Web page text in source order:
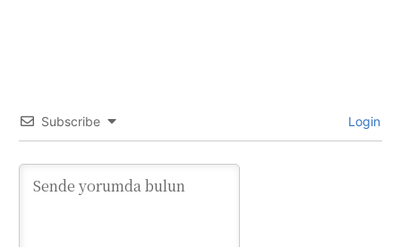
Subscribe Login